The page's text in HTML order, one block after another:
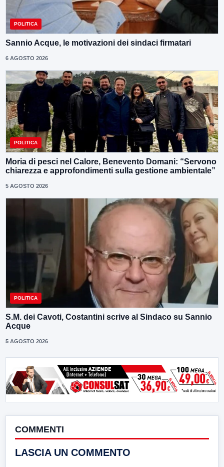
POLITICA
Sannio Acque, le motivazioni dei sindaci firmatari
6 AGOSTO 2026
POLITICA
Moria di pesci nel Calore, Benevento Domani: “Servono
chiarezza e approfondimenti sulla gestione ambientale”
5 AGOSTO 2026
POLITICA
S.M. dei Cavoti, Costantini scrive al Sindaco su Sannio
Acque
5 AGOSTO 2026
COMMENTI
LASCIA UN COMMENTO